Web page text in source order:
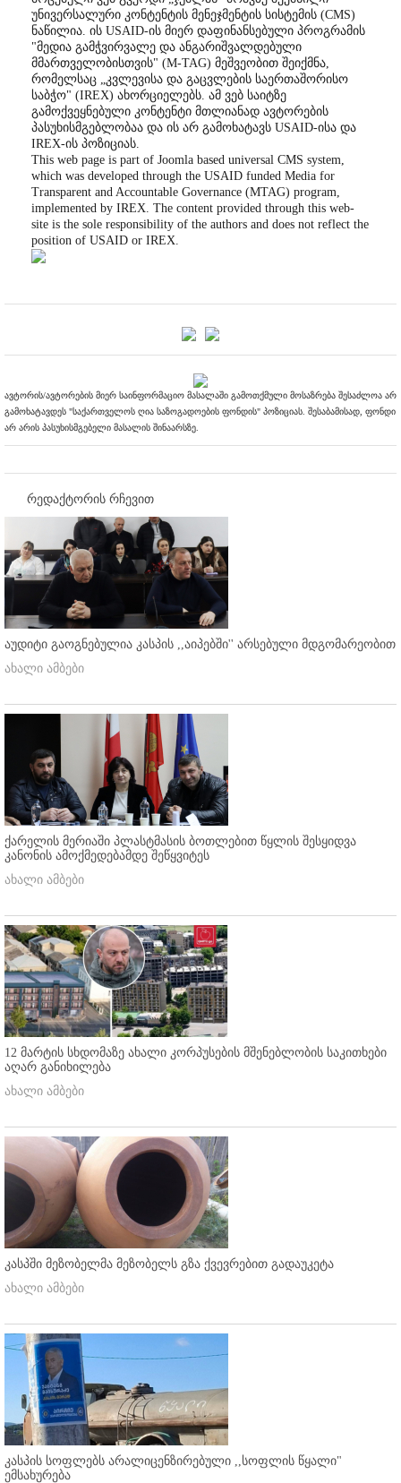
უნივერსალური კონტენტის მენეჯმენტის სისტემის (CMS)
ნაწილია. ის USAID-ის მიერ დაფინანსებული პროგრამის
"მედია გამჭვირვალე და ანგარიშვალდებული
მმართველობისთვის" (M-TAG) მეშვეობით შეიქმნა,
რომელსაც „კვლევისა და გაცვლების საერთაშორისო
საბჭო" (IREX) ახორციელებს. ამ ვებ საიტზე
გამოქვეყნებული კონტენტი მთლიანად ავტორების
პასუხისმგებლობაა და ის არ გამოხატავს USAID-ისა და
IREX-ის პოზიციას.
This web page is part of Joomla based universal CMS system,
which was developed through the USAID funded Media for
Transparent and Accountable Governance (MTAG) program,
implemented by IREX. The content provided through this web-
site is the sole responsibility of the authors and does not reflect the
position of USAID or IREX.
ავტორის/ავტორების მიერ საინფორმაციო მასალაში გამოთქმული მოსაზრება შესაძლოა არ
გამოხატავდეს "საქართველოს ღია საზოგადოების ფონდის" პოზიციას. შესაბამისად, ფონდი
არ არის პასუხისმგებელი მასალის შინაარსზე.
რედაქტორის რჩევით
აუდიტი გაოგნებულია კასპის ,,აიპებში'' არსებული მდგომარეობით
ახალი ამბები
ქარელის მერიაში პლასტმასის ბოთლებით წყლის შესყიდვა
კანონის ამოქმედებამდე შეწყვიტეს
ახალი ამბები
12 მარტის სხდომაზე ახალი კორპუსების მშენებლობის საკითხები
აღარ განიხილება
ახალი ამბები
კასპში მეზობელმა მეზობელს გზა ქვევრებით გადაუკეტა
ახალი ამბები
კასპის სოფლებს არალიცენზირებული ,,სოფლის წყალი"
ემსახურება